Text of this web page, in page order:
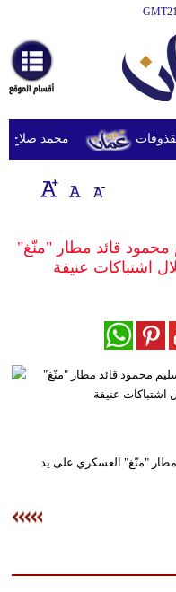
أخبارعاجلة
رياضة
ثقافة
إقتصاد
وموسيقى
سياحة
محمد صلاح يصل
قائد مطار "منّغ"
اشتباكات عنيفة
"منّغ" العسكري على يد